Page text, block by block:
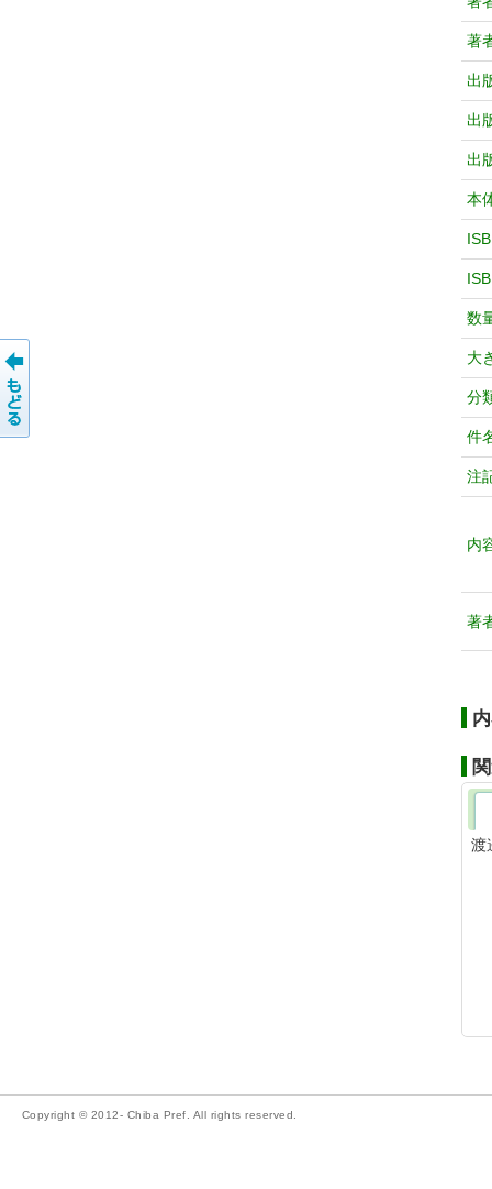
著
出
出
出
本
数
大
分
件
注
内
著
渡
Copyright © 2012- Chiba Pref. All rights reserved.